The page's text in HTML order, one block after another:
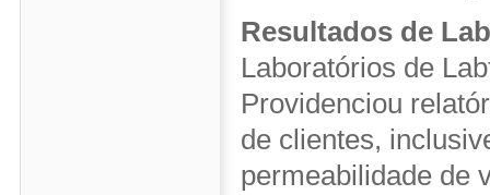
Resultados de
Laboratórios de
Providenciou
de clientes,
permeabilidade de